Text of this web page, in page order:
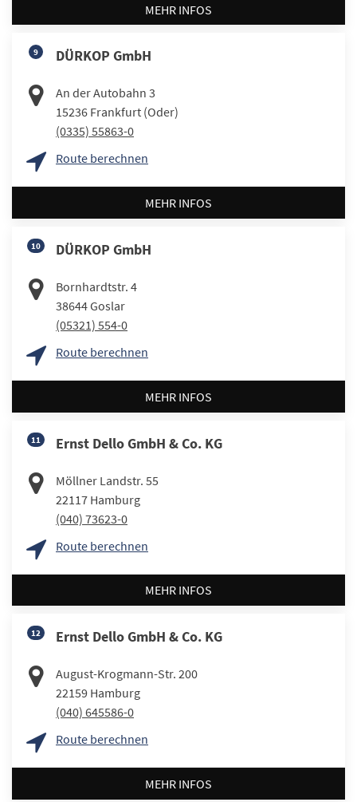
MEHR INFOS
9 DÜRKOP GmbH
An der Autobahn 3
15236 Frankfurt (Oder)
(0335) 55863-0
Route berechnen
MEHR INFOS
10 DÜRKOP GmbH
Bornhardtstr. 4
38644Goslar
(05321) 554-0
Route berechnen
MEHR INFOS
11 Ernst Dello GmbH & Co. KG
Möllner Landstr. 55
22117 Hamburg
(040) 73623-0
Route berechnen
MEHR INFOS
12 Ernst Dello GmbH & Co. KG
August-Krogmann-Str. 200
22159 Hamburg
(040) 645586-0
Route berechnen
MEHR INFOS